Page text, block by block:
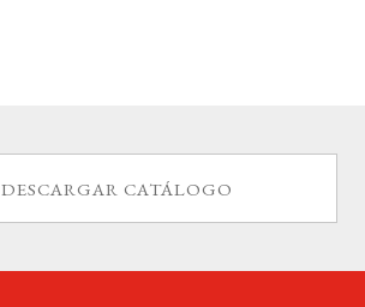
DESCARGAR CATÁLOGO